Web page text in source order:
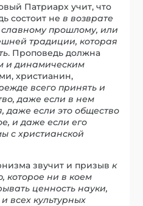
Патриарх учит, что
состоит нев возврате
прошлому, или
традиции, которая
. Проповедь должна
и динамическим
христианин,
всего принять и
даже если в нем
даже если это общество
и даже если его
с христианской
звучит и призывк
которое ни в коем
ценность науки,
всех культурных